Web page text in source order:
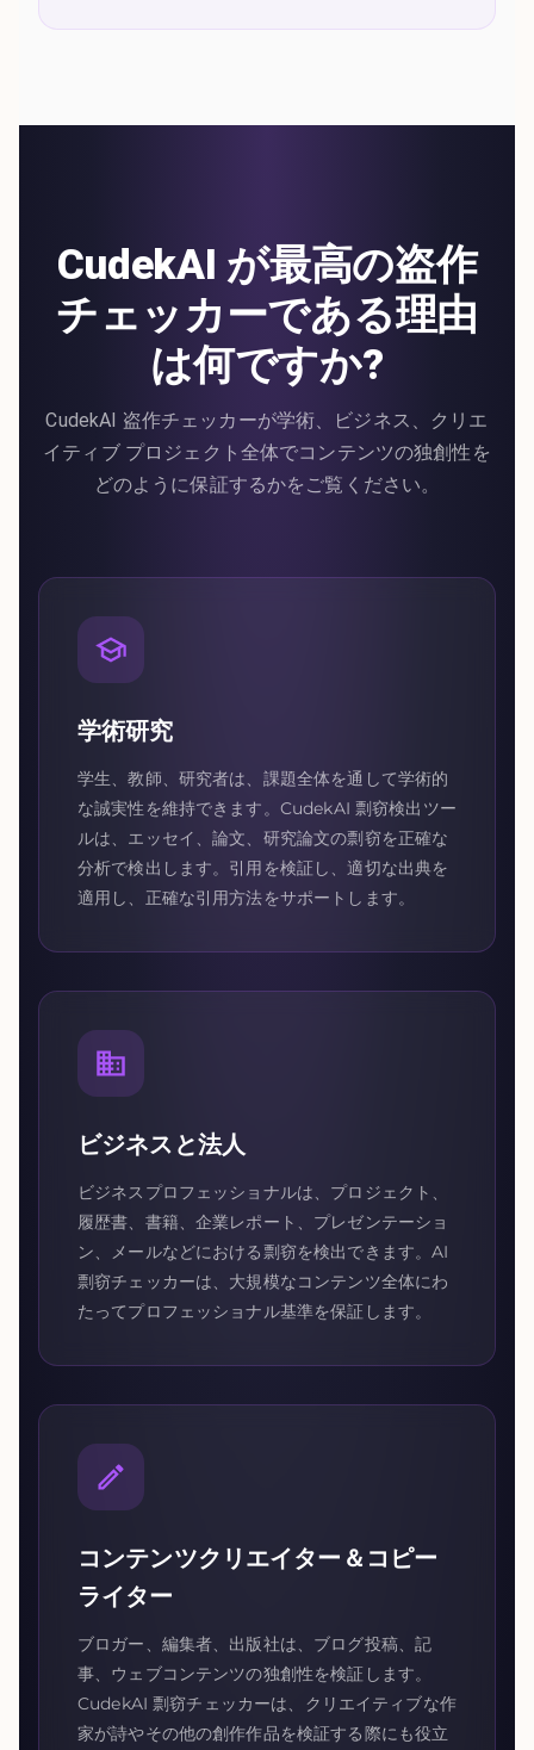
CudekAI が最高の盗作
チェッカーである理由
は何ですか?
CudekAI 盗作チェッカーが学術、ビジネス、クリエ
イティブ プロジェクト全体でコンテンツの独創性を
どのように保証するかをご覧ください。
学術研究
学生、教師、研究者は、課題全体を通して学術的
な誠実性を維持できます。CudekAI 剽窃検出ツー
ルは、エッセイ、論文、研究論文の剽窃を正確な
分析で検出します。引用を検証し、適切な出典を
適用し、正確な引用方法をサポートします。
ビジネスと法人
ビジネスプロフェッショナルは、プロジェクト、
履歴書、書籍、企業レポート、プレゼンテーショ
ン、メールなどにおける剽窃を検出できます。AI
剽窃チェッカーは、大規模なコンテンツ全体にわ
たってプロフェッショナル基準を保証します。
コンテンツクリエイター＆コピー
ライター
ブロガー、編集者、出版社は、ブログ投稿、記
事、ウェブコンテンツの独創性を検証します。
CudekAI 剽窃チェッカーは、クリエイティブな作
家が詩やその他の創作作品を検証する際にも役立